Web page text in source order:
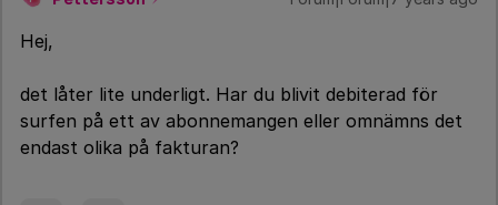
Hej,
det låter lite underligt. Har du blivit debiterad för
surfen på ett av abonnemangen eller omnämns det
endast olika på fakturan?